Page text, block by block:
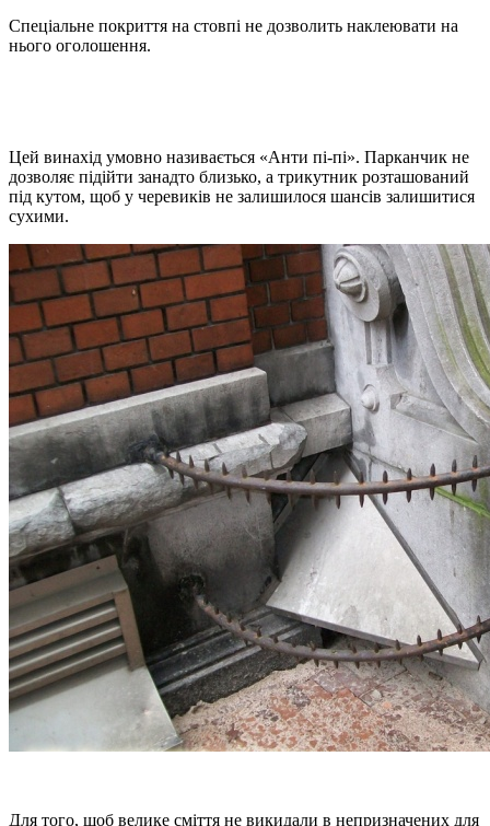
Спеціальне покриття на стовпі не дозволить наклеювати на
нього оголошення.
Цей винахід умовно називається «Анти пі-пі». Парканчик не
дозволяє підійти занадто близько, а трикутник розташований
під кутом, щоб у черевиків не залишилося шансів залишитися
сухими.
Для того, щоб велике сміття не викидали в непризначених для